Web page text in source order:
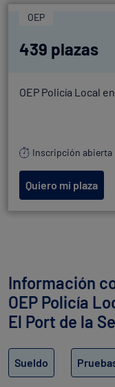
OEP
439 plazas
OEP Policía Local
Inscripción abierta
Quiero mi plaza
Información
OEP Policía
El Port de la
Sueldo